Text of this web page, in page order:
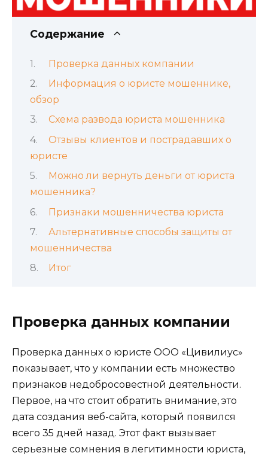
Содержание
Проверка данных компании
Информация о юристе мошеннике,
обзор
Схема развода юриста мошенника
Отзывы клиентов и пострадавших о
юристе
Можно ли вернуть деньги от юриста
мошенника?
Признаки мошенничества юриста
Альтернативные способы защиты от
мошенничества
Итог
Проверка данных компании
Проверка данных о юристе ООО «Цивилиус»
показывает, что у компании есть множество
признаков недобросовестной деятельности.
Первое, на что стоит обратить внимание, это
дата создания веб-сайта, который появился
всего 35 дней назад. Этот факт вызывает
серьезные сомнения в легитимности юриста,